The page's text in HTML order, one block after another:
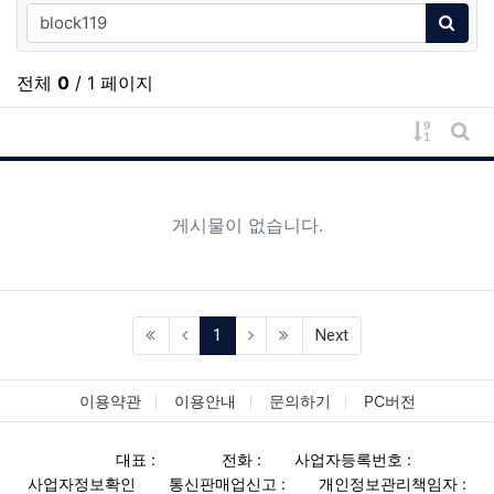
검색어
검색
전체 0 / 1 페이지
게시물
게
게시물이 없습니다.
1 (current) Next
이용약관 이용안내 문의하기 PC버전
대표 : 전화 :
사업자등록번호 :
사업자정보확인
통신판매업신고 : 개인정보관리책임자 :